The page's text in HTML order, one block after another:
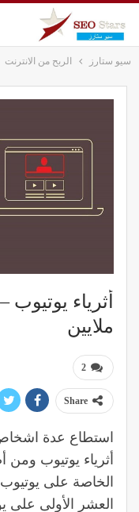
سيو ستارز الربح من الانترنت
أثرياء
ملايين
2
Share
استطاع عدة
أثرياء يوتيوب
الخاصة على